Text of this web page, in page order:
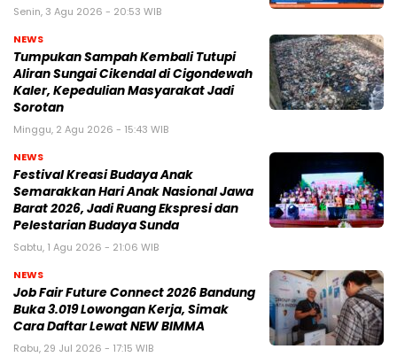
Senin, 3 Agu 2026 - 20:53 WIB
NEWS
Tumpukan Sampah Kembali Tutupi
Aliran Sungai Cikendal di Cigondewah
Kaler, Kepedulian Masyarakat Jadi
Sorotan
Minggu, 2 Agu 2026 - 15:43 WIB
NEWS
Festival Kreasi Budaya Anak
Semarakkan Hari Anak Nasional Jawa
Barat 2026, Jadi Ruang Ekspresi dan
Pelestarian Budaya Sunda
Sabtu, 1 Agu 2026 - 21:06 WIB
NEWS
Job Fair Future Connect 2026 Bandung
Buka 3.019 Lowongan Kerja, Simak
Cara Daftar Lewat NEW BIMMA
Rabu, 29 Jul 2026 - 17:15 WIB